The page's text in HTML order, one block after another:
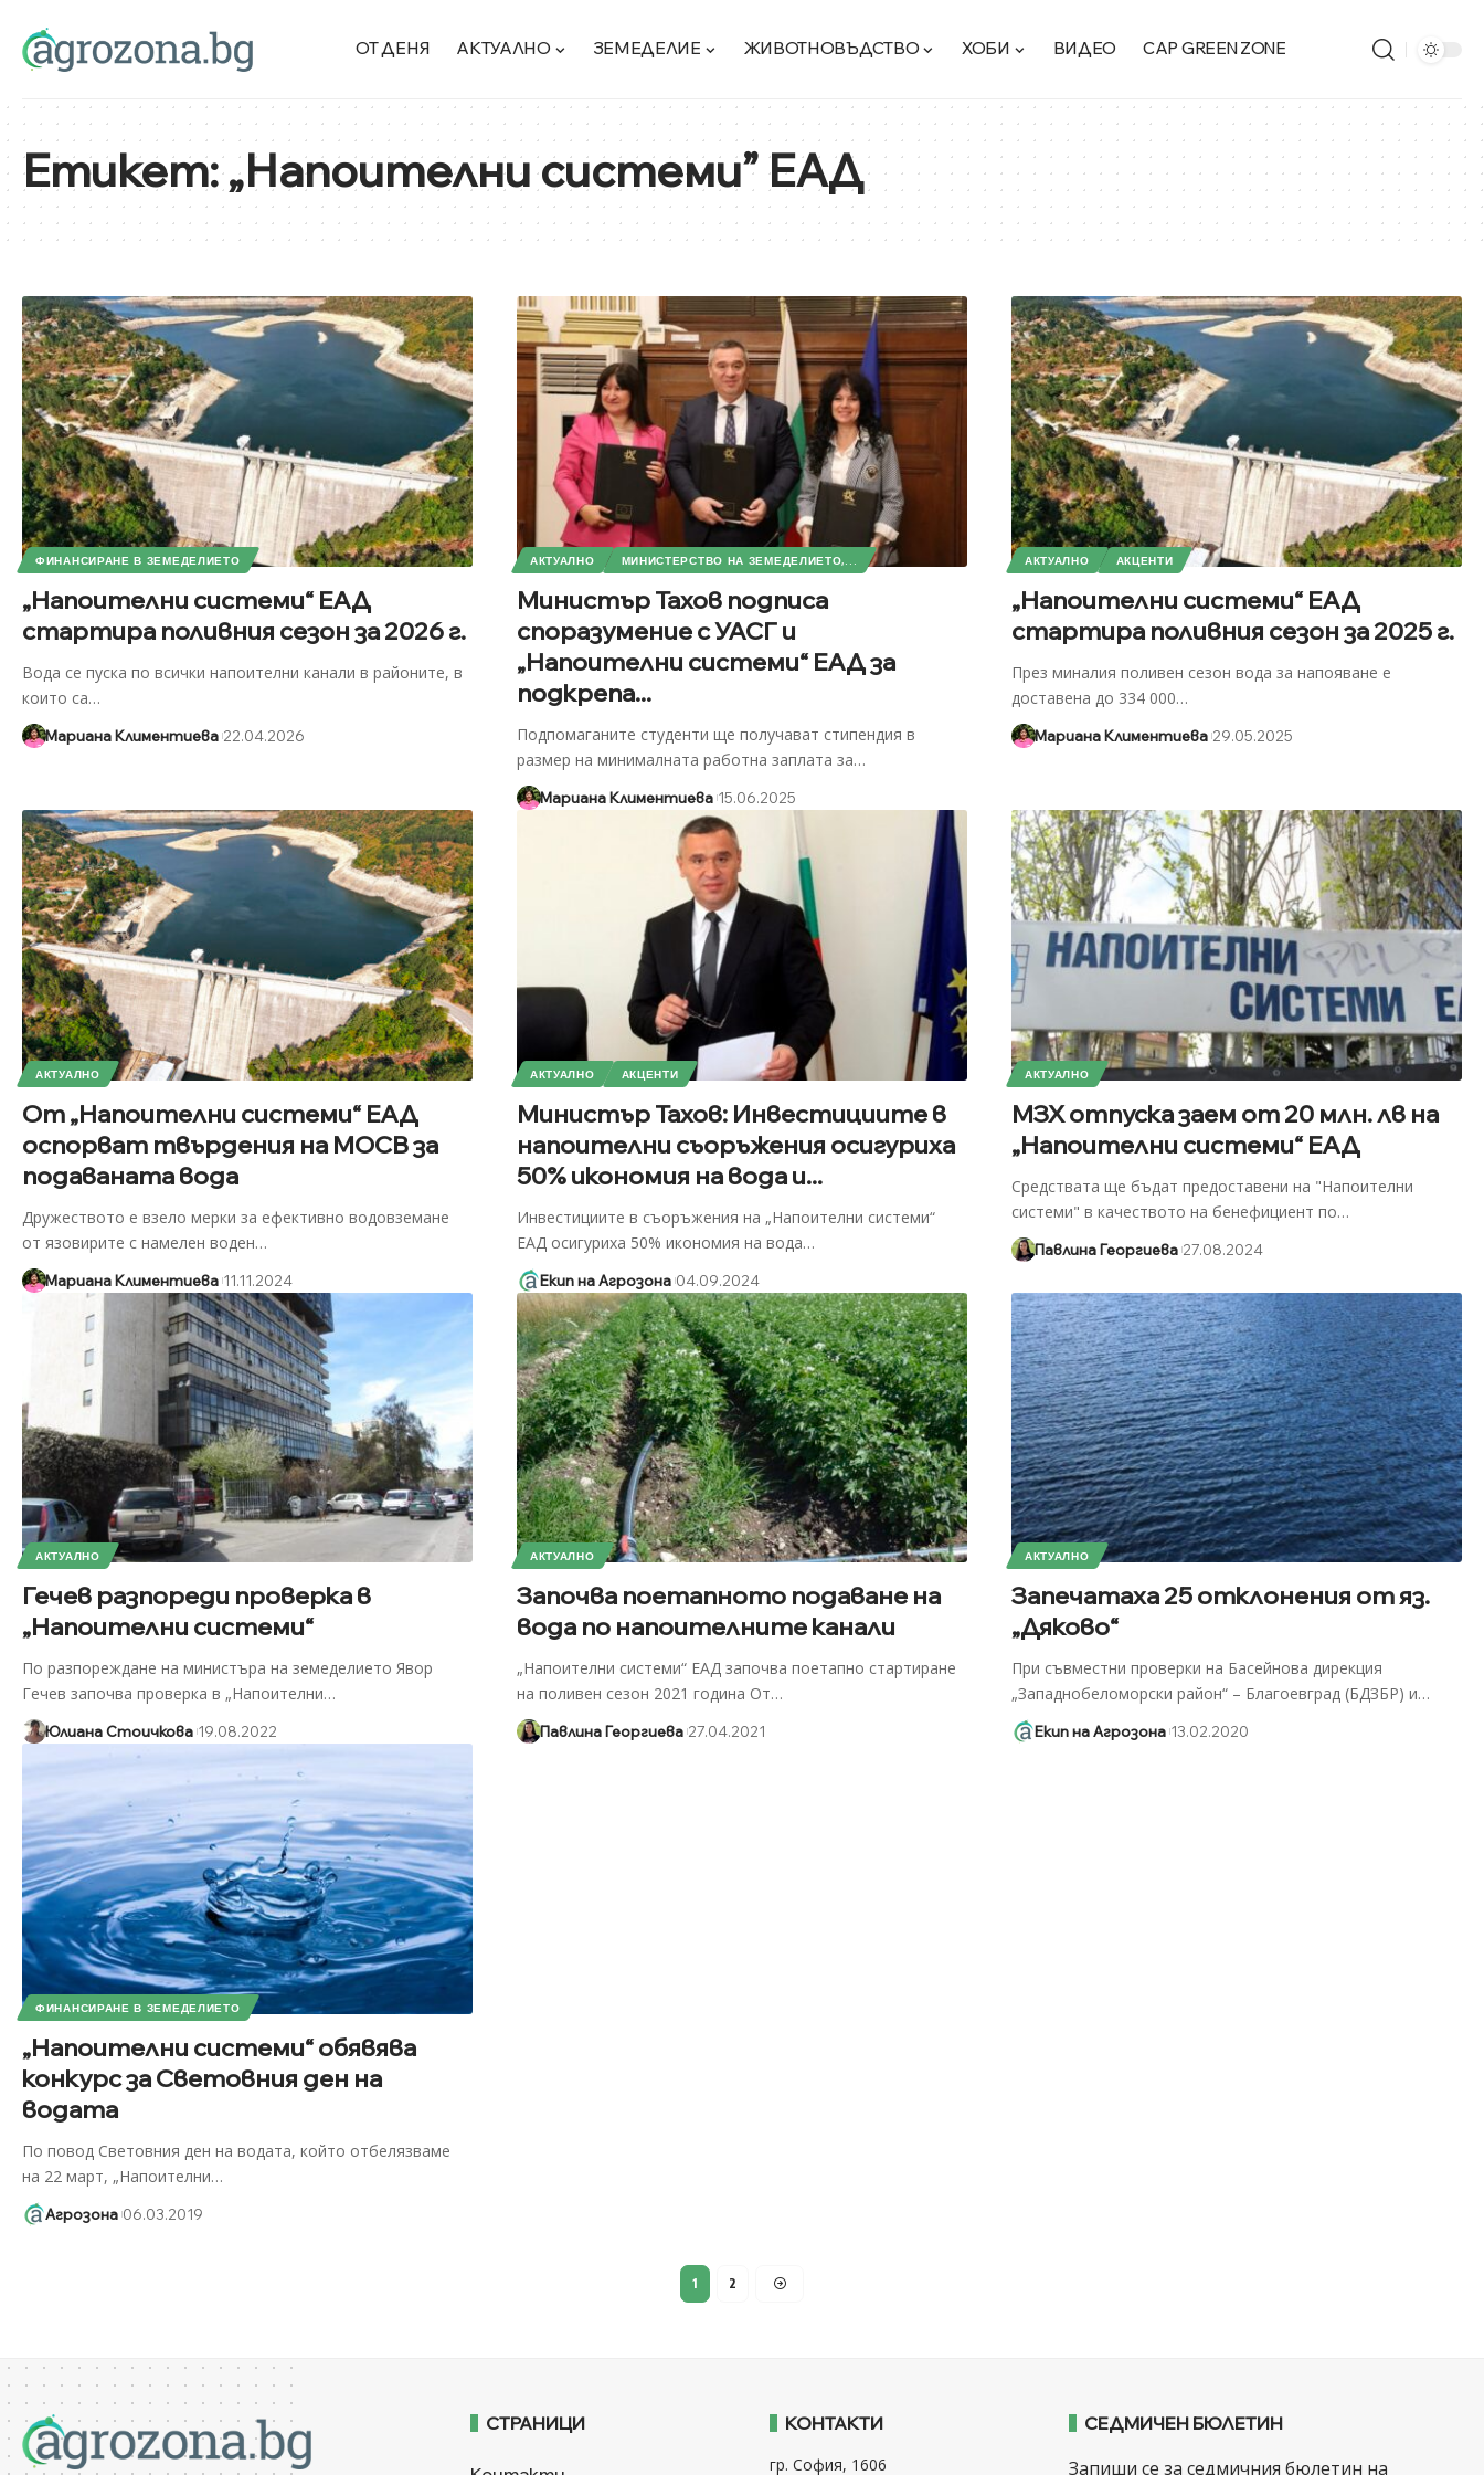
ОТ ДЕНЯ АКТУАЛНО ЗЕМЕДЕЛИЕ ЖИВОТНОВЪДСТВО ХОБИ ВИДЕО CAP GREEN ZONE
Етикет:„Напоителни системи” ЕАД
ФИНАНСИРАНЕ В ЗЕМЕДЕЛИЕТО
„Напоителни системи“ ЕАД
стартира поливния сезон за 2026 г.
Вода се пуска по всички напоителни канали в районите, в
които са…
Мариана Климентиева 22.04.2026
АКТУАЛНО МИНИСТЕРСТВО НА ЗЕМЕДЕЛИЕТО,...
Министър Тахов подписа
споразумение с УАСГ и
„Напоителни системи“ ЕАД за
подкрепа...
Подпомаганите студенти ще получават стипендия в
размер на минималната работна заплата за…
Мариана Климентиева 15.06.2025
АКТУАЛНО АКЦЕНТИ
„Напоителни системи“ ЕАД
стартира поливния сезон за 2025 г.
През миналия поливен сезон вода за напояване е
доставена до 334 000…
Мариана Климентиева 29.05.2025
АКТУАЛНО
От „Напоителни системи“ ЕАД
оспорват твърдения на МОСВ за
подаваната вода
Дружеството е взело мерки за ефективно водовземане
от язовирите с намелен воден…
Мариана Климентиева 11.11.2024
АКТУАЛНО АКЦЕНТИ
Министър Тахов: Инвестициите в
напоителни съоръжения осигуриха
50% икономия на вода и...
Инвестициите в съоръжения на „Напоителни системи“
ЕАД осигуриха 50% икономия на вода…
Екип на Агрозона 04.09.2024
АКТУАЛНО
МЗХ отпуска заем от 20 млн. лв на
„Напоителни системи“ ЕАД
Средствата ще бъдат предоставени на "Напоителни
системи" в качеството на бенефициент по…
Павлина Георгиева 27.08.2024
АКТУАЛНО
Гечев разпореди проверка в
„Напоителни системи“
По разпореждане на министъра на земеделието Явор
Гечев започва проверка в „Напоителни…
Юлиана Стоичкова 19.08.2022
АКТУАЛНО
Започва поетапното подаване на
вода по напоителните канали
„Напоителни системи“ ЕАД започва поетапно стартиране
на поливен сезон 2021 година От…
Павлина Георгиева 27.04.2021
АКТУАЛНО
Запечатаха 25 отклонения от яз.
„Дяково“
При съвместни проверки на Басейнова дирекция
„Западнобеломорски район“ – Благоевград (БДЗБР) и…
Екип на Агрозона 13.02.2020
ФИНАНСИРАНЕ В ЗЕМЕДЕЛИЕТО
„Напоителни системи“ обявява
конкурс за Световния ден на
водата
По повод Световния ден на водата, който отбелязваме
на 22 март, „Напоителни…
Агрозона 06.03.2019
1 2
СТРАНИЦИ КОНТАКТИ
гр. София, 1606
СЕДМИЧЕН БЮЛЕТИН
Запиши се за седмичния бюлетин на